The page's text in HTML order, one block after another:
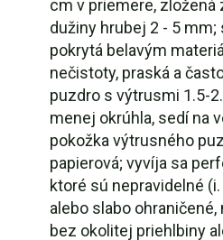
cm v priemere, zložená
dužiny hrubej 2 - 5
pokrytá belavým
nečistoty, praská a
puzdro s výtrusmi 1.5-
menej okrúhla, sedí na
pokožka výtrusného
papierová; vyvíja sa
ktoré sú nepravidelné
alebo slabo
bez okolitej priehlbiny